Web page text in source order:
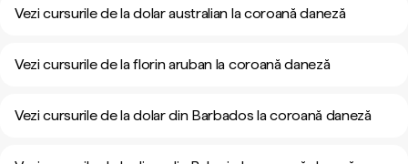
Vezi cursurile de la dolar australian la coroană daneză
Vezi cursurile de la florin aruban la coroană daneză
Vezi cursurile de la dolar din Barbados la coroană daneză